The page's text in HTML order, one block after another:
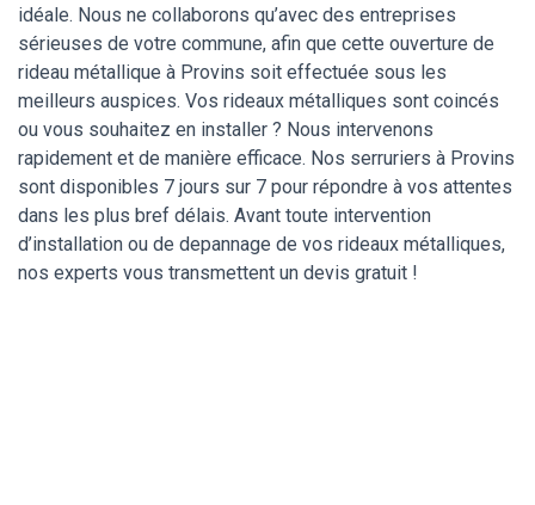
idéale. Nous ne collaborons qu’avec des entreprises
sérieuses de votre commune, afin que cette ouverture de
rideau métallique à Provins soit effectuée sous les
meilleurs auspices. Vos rideaux métalliques sont coincés
ou vous souhaitez en installer ? Nous intervenons
rapidement et de manière efficace. Nos serruriers à Provins
sont disponibles 7 jours sur 7 pour répondre à vos attentes
dans les plus bref délais. Avant toute intervention
d’installation ou de depannage de vos rideaux métalliques,
nos experts vous transmettent un devis gratuit !